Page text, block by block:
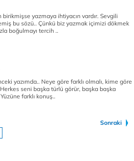
birikmişse yazmaya ihtiyacın vardır. Sevgili
bu sözü.. Çünkü biz yazmak içimizi dökmek
boğulmayı tercih ..
yazımda.. Neye göre farklı olmalı, kime göre
seni başka türlü görür, başka başka
farklı konuş..
Sonraki